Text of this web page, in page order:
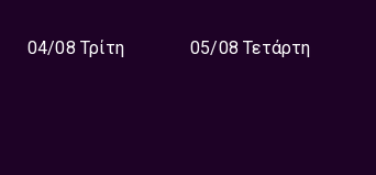
04/08 Τρίτη 05/08 Τετάρτη